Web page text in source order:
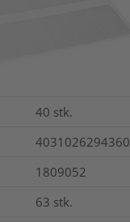
40 stk.
4031026294360
1809052
63 stk.